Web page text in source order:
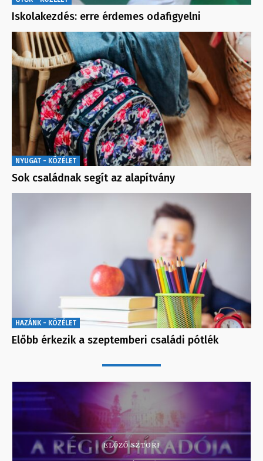
Iskolakezdés: erre érdemes odafigyelni
NYUGAT - KÖZÉLET
Sok családnak segít az alapítvány
HAZÁNK - KÖZÉLET
Előbb érkezik a szeptemberi családi pótlék
ELŐZŐ SZTORI